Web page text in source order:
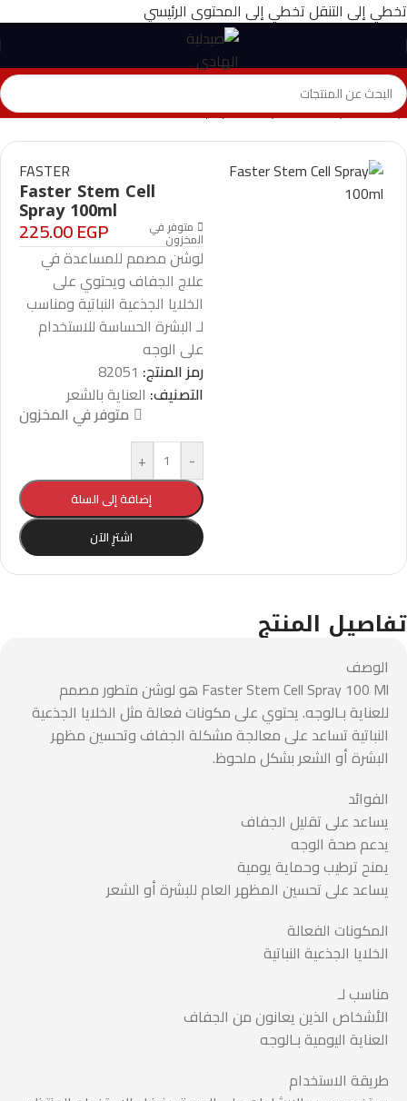
تخطي إلى التنقلتخطي إلى المحتوى الرئيسي
الرئيسية>المتجر>العناية بالشعر>
Faster Stem Cell Spray 100ml
FASTER
Faster Stem Cell
Spray 100ml
متوفر في
المخزون 225.00EGP
لوشن مصمم للمساعدة في
علاج الجفاف ويحتوي على
الخلايا الجذعية النباتية ومناسب
لـ البشرة الحساسة للاستخدام
على الوجه
رمز المنتج: 82051
التصنيف: العناية بالشعر
متوفر في المخزون
-
+
إضافة إلى السلة
اشترِ الآن
تفاصيل المنتج
الوصف
Faster Stem Cell Spray 100 Ml هو لوشن متطور مصمم
للعناية بـالوجه. يحتوي على مكونات فعالة مثل الخلايا الجذعية
النباتية تساعد على معالجة مشكلة الجفاف وتحسين مظهر
البشرة أو الشعر بشكل ملحوظ.
الفوائد
يساعد على تقليل الجفاف
يدعم صحة الوجه
يمنح ترطيب وحماية يومية
يساعد على تحسين المظهر العام للبشرة أو الشعر
المكونات الفعالة
الخلايا الجذعية النباتية
مناسب لـ
الأشخاص الذين يعانون من الجفاف
العناية اليومية بـالوجه
طريقة الاستخدام